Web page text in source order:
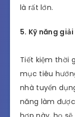
khăn mà
được bạn còn
và vượt qua
được giải
là rất lớn.